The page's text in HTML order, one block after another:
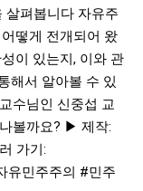
살펴봅니다 자유주
떻게 전개되어 왔
이 있는지, 이와 관
해서 알아볼 수 있
수님인 신중섭 교
볼까요? ▶ 제작:
가기:
유민주주의 #민주